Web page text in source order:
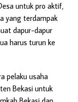
untuk pro aktif,
yang terdampak
dapur-dapur
harus turun ke
pelaku usaha
Bekasi untuk